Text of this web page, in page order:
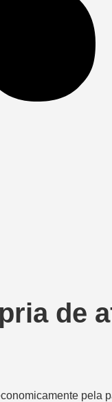
de
pela